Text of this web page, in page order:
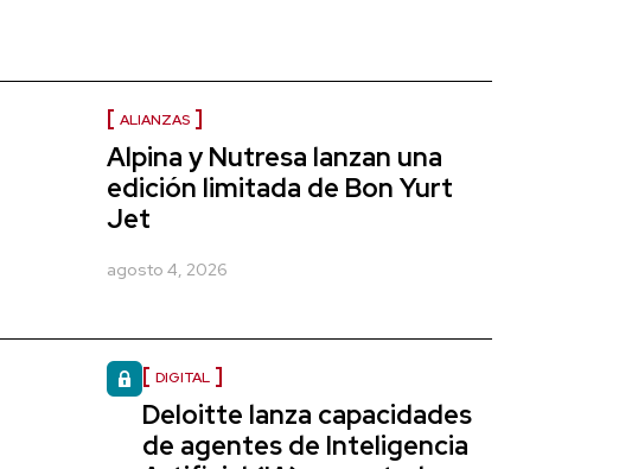
ALIANZAS
Alpina y Nutresa lanzan una
edición limitada de Bon Yurt
Jet
agosto 4, 2026
DIGITAL
Deloitte lanza capacidades
de agentes de Inteligencia